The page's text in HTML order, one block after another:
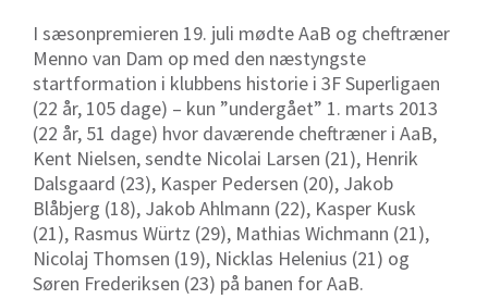
I sæsonpremieren 19. juli mødte AaB og cheftræner
Menno van Dam op med den næstyngste
startformation i klubbens historie i 3F Superligaen
(22 år, 105 dage) – kun ”undergået” 1. marts 2013
(22 år, 51 dage) hvor daværende cheftræner i AaB,
Kent Nielsen, sendte Nicolai Larsen (21), Henrik
Dalsgaard (23), Kasper Pedersen (20), Jakob
Blåbjerg (18), Jakob Ahlmann (22), Kasper Kusk
(21), Rasmus Würtz (29), Mathias Wichmann (21),
Nicolaj Thomsen (19), Nicklas Helenius (21) og
Søren Frederiksen (23) på banen for AaB.